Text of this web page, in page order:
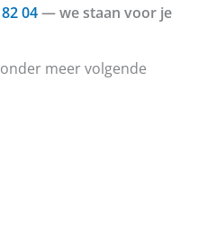
04— we staan voor je
meer volgende